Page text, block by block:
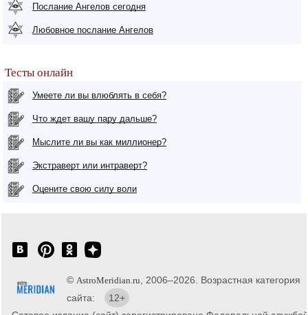
Послание Ангелов сегодня
Любовное послание Ангелов
Тесты онлайн
Умеете ли вы влюблять в себя?
Что ждет вашу пару дальше?
Мыслите ли вы как миллионер?
Экстраверт или интраверт?
Оцените свою силу воли
© AstroMeridian.ru , 2006–2026. Возрастная категория
сайта:
12+